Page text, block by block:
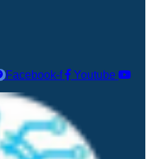
Facebook-f Youtube